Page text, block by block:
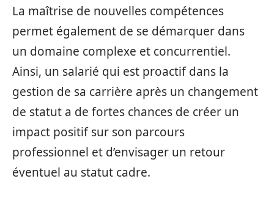
La maîtrise de nouvelles compétences
permet également de se démarquer dans
un domaine complexe et concurrentiel.
Ainsi, un salarié qui est proactif dans la
gestion de sa carrière après un changement
de statut a de fortes chances de créer un
impact positif sur son parcours
professionnel et d’envisager un retour
éventuel au statut cadre.